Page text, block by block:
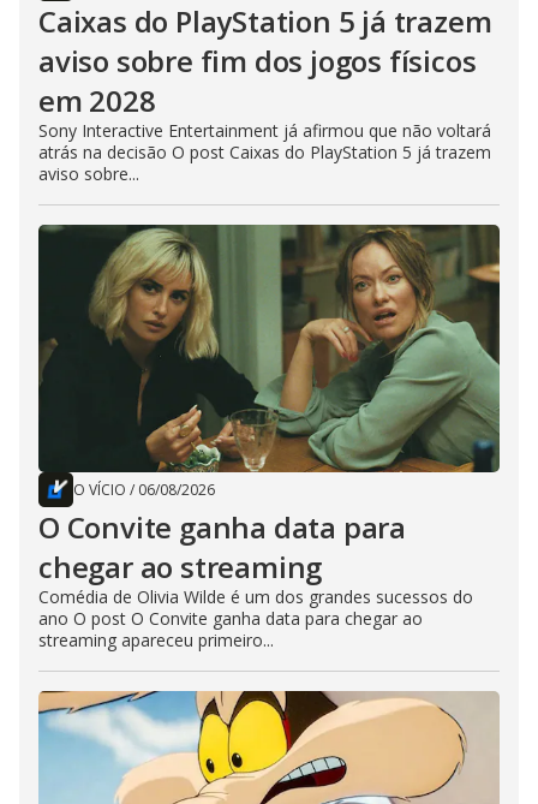
Caixas do PlayStation 5 já trazem
aviso sobre fim dos jogos físicos
em 2028
Sony Interactive Entertainment já afirmou que não voltará
atrás na decisão O post Caixas do PlayStation 5 já trazem
aviso sobre...
O VÍCIO / 06/08/2026
O Convite ganha data para
chegar ao streaming
Comédia de Olivia Wilde é um dos grandes sucessos do
ano O post O Convite ganha data para chegar ao
streaming apareceu primeiro...